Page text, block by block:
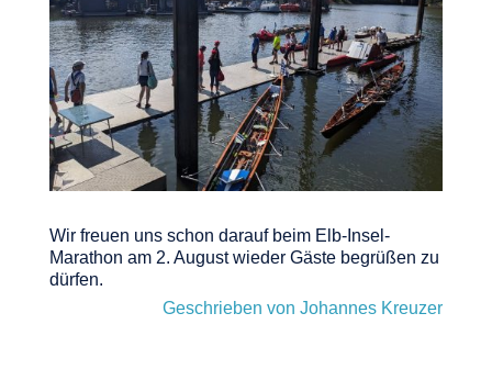
Wir freuen uns schon darauf beim Elb-Insel-
Marathon am 2. August wieder Gäste begrüßen zu
dürfen.
Geschrieben von Johannes Kreuzer